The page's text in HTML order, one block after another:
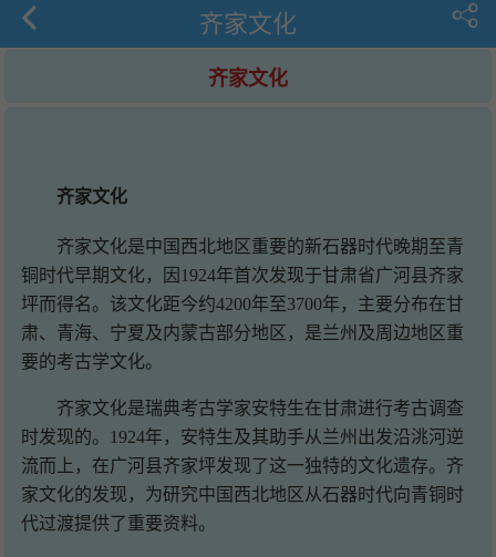
齐家文化
齐家文化
齐家文化
齐家文化是中国西北地区重要的新石器时代晚期至青
铜时代早期文化，因1924年首次发现于甘肃省广河县齐家
坪而得名。该文化距今约4200年至3700年，主要分布在甘
肃、青海、宁夏及内蒙古部分地区，是兰州及周边地区重
要的考古学文化。
齐家文化是瑞典考古学家安特生在甘肃进行考古调查
时发现的。1924年，安特生及其助手从兰州出发沿洮河逆
流而上，在广河县齐家坪发现了这一独特的文化遗存。齐
家文化的发现，为研究中国西北地区从石器时代向青铜时
代过渡提供了重要资料。